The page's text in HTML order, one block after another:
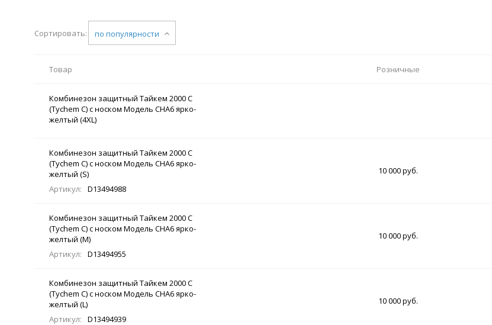
Сортировать: по популярности
Товар Розничные
Комбинезон защитный Тайкем 2000 С
(Tychem C) с носком Модель CHA6 ярко-
желтый (4XL)
Комбинезон защитный Тайкем 2000 С
(Tychem C) с носком Модель CHA6 ярко-
желтый (S)
Артикул:
D13494988
10 000 руб.
Комбинезон защитный Тайкем 2000 С
(Tychem C) с носком Модель CHA6 ярко-
желтый (M)
Артикул:
D13494955
10 000 руб.
Комбинезон защитный Тайкем 2000 С
(Tychem C) с носком Модель CHA6 ярко-
желтый (L)
Артикул:
D13494939
10 000 руб.